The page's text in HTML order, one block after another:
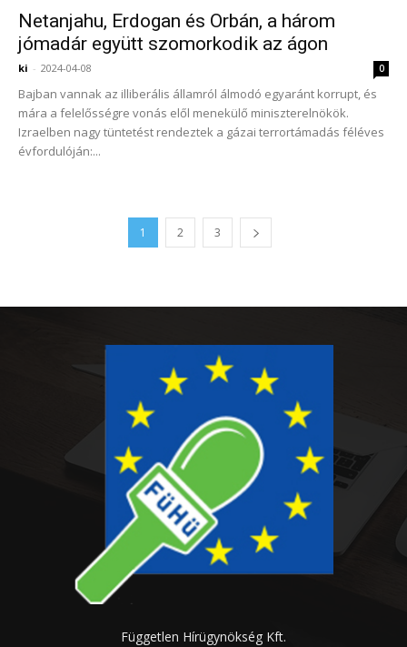
Netanjahu, Erdogan és Orbán, a három
jómadár együtt szomorkodik az ágon
ki - 2024-04-08 0
Bajban vannak az illiberális államról álmodó egyaránt korrupt, és
mára a felelősségre vonás elől menekülő miniszterelnökök.
Izraelben nagy tüntetést rendeztek a gázai terrortámadás féléves
évfordulóján:...
1 2 3
Független Hírügynökség Kft.